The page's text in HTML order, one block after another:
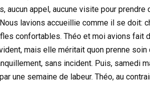
aucun appel, aucune visite pour prendre
lavions accueillie comme il se doit:
confortables. Théo et moi avions fait
mais elle méritait quon prenne soin
sans incident. Puis, samedi
une semaine de labeur. Théo, au